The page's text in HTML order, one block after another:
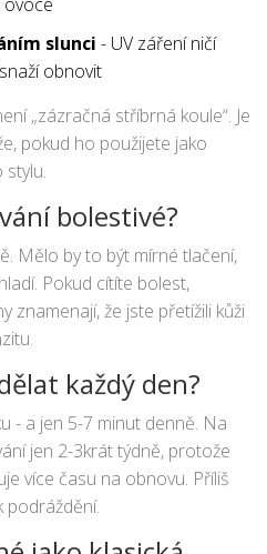
slunci - UV záření ničí
obnovit
„zázračná stříbrná koule“. Je
pokud ho použijete jako
bolestivé?
Mělo by to být mírné tlačení,
Pokud cítíte bolest,
znamenají, že jste přetížili kůži
každý den?
- a jen 5-7 minut denně. Na
jen 2-3krát týdně, protože
více času na obnovu. Příliš
podráždění.